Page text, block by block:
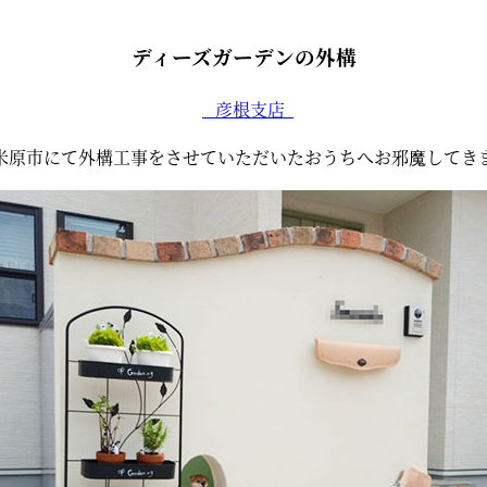
ディーズガーデンの外構
彦根支店
原市にて外構工事をさせていただいたおうちへお邪魔してき